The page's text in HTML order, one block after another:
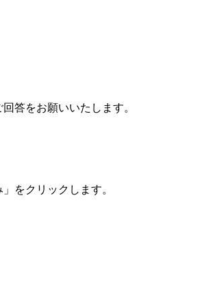
答をお願いいたします。
をクリックします。